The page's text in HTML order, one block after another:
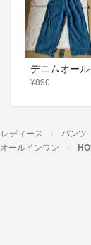
¥890
レディース パンツ
オールインワン